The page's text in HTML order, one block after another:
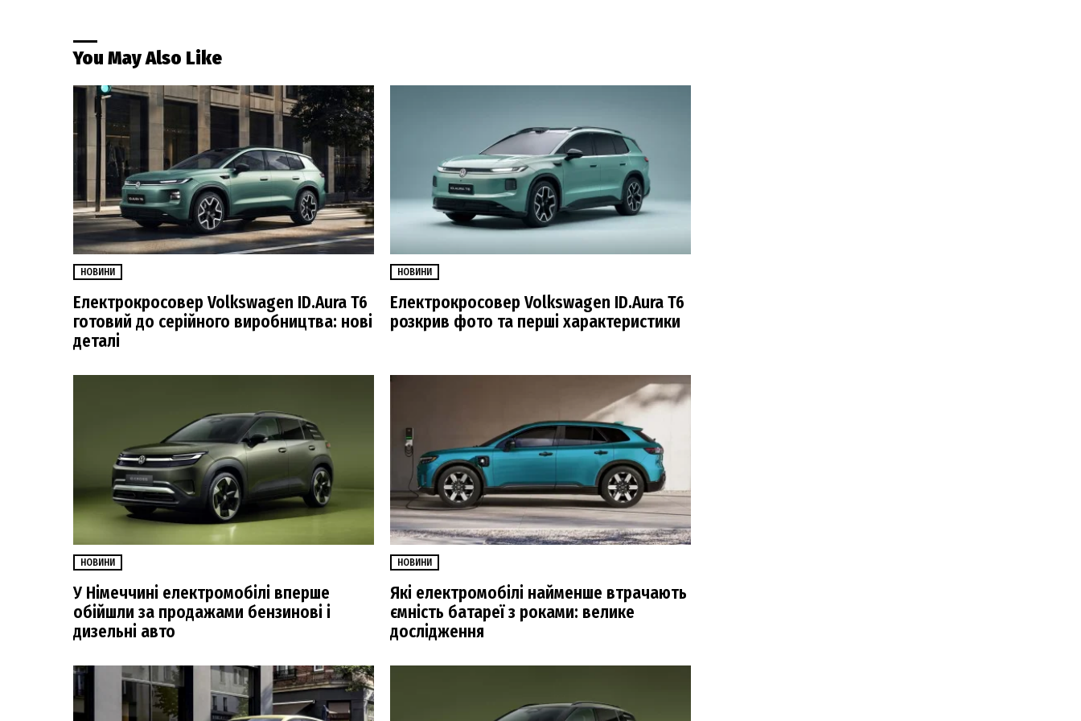
You May Also Like
НОВИНИ
Електрокросовер Volkswagen ID.Aura T6
готовий до серійного виробництва: нові
деталі
НОВИНИ
Електрокросовер Volkswagen ID.Aura T6
розкрив фото та перші характеристики
НОВИНИ
У Німеччині електромобілі вперше
обійшли за продажами бензинові і
дизельні авто
НОВИНИ
Які електромобілі найменше втрачають
ємність батареї з роками: велике
дослідження